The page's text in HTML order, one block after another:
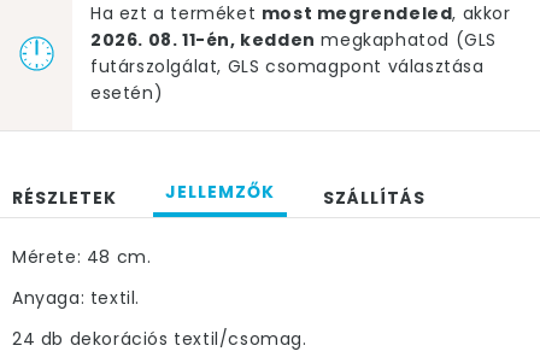
Ha ezt a terméket most megrendeled, akkor
2026. 08. 11-én, kedden megkaphatod (GLS
futárszolgálat, GLS csomagpont választása
esetén)
RÉSZLETEK JELLEMZŐK SZÁLLÍTÁS
Mérete: 48 cm.
Anyaga: textil.
24 db dekorációs textil/csomag.